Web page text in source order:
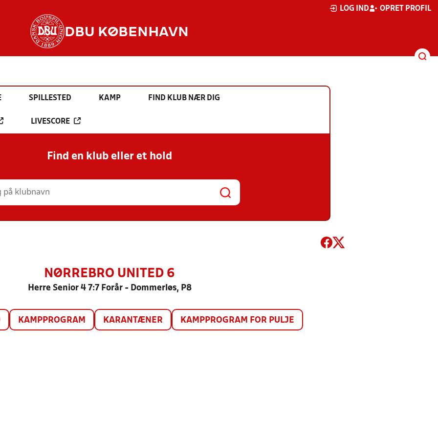
LOG IND OPRET PROFIL
DBU KØBENHAVN
SPILLESTED KAMP FIND KLUB NÆR DIG
LIVESCORE
Find en klub eller et hold
NØRREBRO UNITED 6
Herre Senior 4 7:7 Forår - Dommerløs, P8
KAMPPROGRAM KARANTÆNER KAMPPROGRAM FOR PULJE